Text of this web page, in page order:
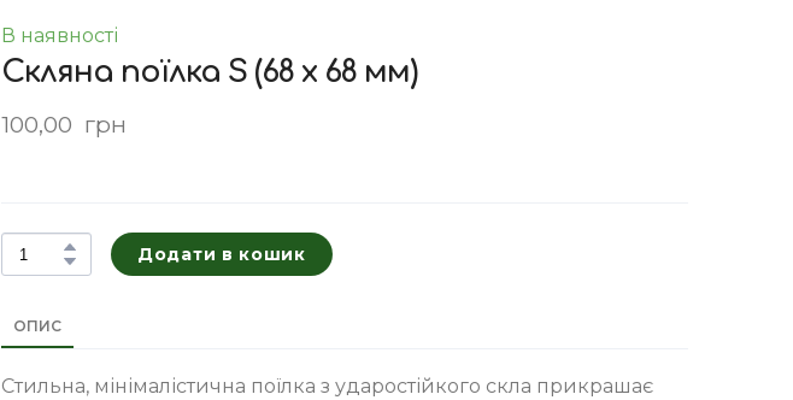
В наявності
Скляна поїлка S (68 x 68 мм)
100,00  грн
Додати в кошик
ОПИС
Стильна, мінімалістична поїлка з ударостійкого скла прикрашає